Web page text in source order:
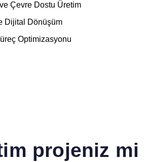
Çevre Dostu Üretim
Dijital Dönüşüm
Optimizasyonu
projeniz mi